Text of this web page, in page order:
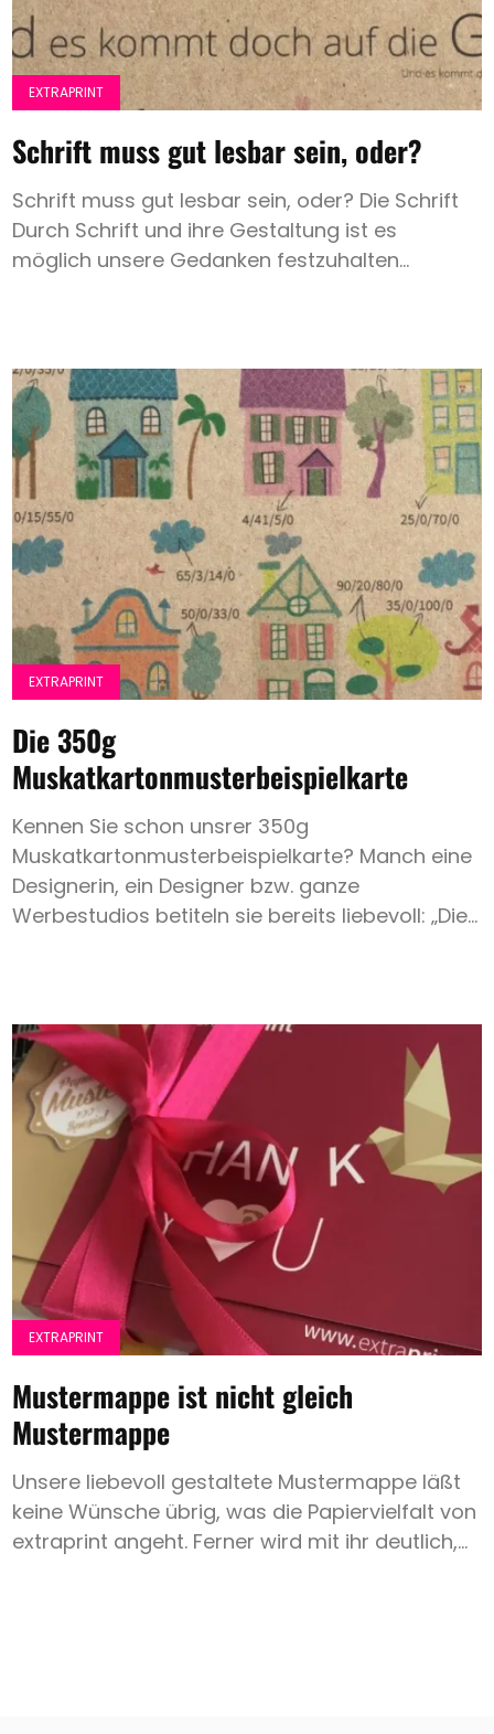
EXTRAPRINT
Schrift muss gut lesbar sein, oder?
Schrift muss gut lesbar sein, oder? Die Schrift
Durch Schrift und ihre Gestaltung ist es
möglich unsere Gedanken festzuhalten...
EXTRAPRINT
Die 350g
Muskatkartonmusterbeispielkarte
Kennen Sie schon unsrer 350g
Muskatkartonmusterbeispielkarte? Manch eine
Designerin, ein Designer bzw. ganze
Werbestudios betiteln sie bereits liebevoll: „Die...
EXTRAPRINT
Mustermappe ist nicht gleich
Mustermappe
Unsere liebevoll gestaltete Mustermappe läßt
keine Wünsche übrig, was die Papiervielfalt von
extraprint angeht. Ferner wird mit ihr deutlich,...